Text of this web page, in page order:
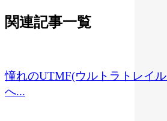
関連記事一覧
憧れのUTMF(ウルトラトレイ
へ...